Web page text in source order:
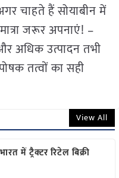
चाहते हैं सोयाबीन में
जरूर अपनाएं! –
अधिक उत्पादन तभी
तत्वों का सही
View All
में ट्रैक्टर रिटेल बिक्री